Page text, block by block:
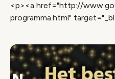
<p><a href="http://
programma.html"